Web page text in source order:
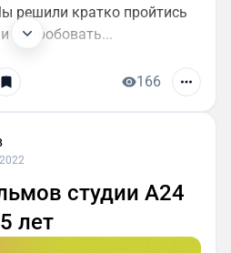
решили кратко пройтись
попробовать...
166
студии А24
лет